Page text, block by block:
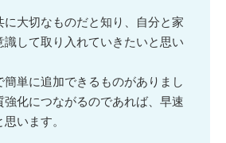
に大切なものだと知り、自分と家
して取り入れていきたいと思い
簡単に追加できるものがありまし
強化につながるのであれば、早速
います。